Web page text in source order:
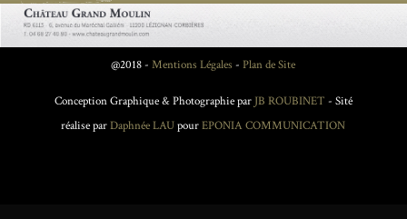
@2018 - Mentions Légales - Plan de Site
Conception Graphique & Photographie par JB ROUBINET - Sité
réalise parDaphnée LAUpourEPONIA COMMUNICATION